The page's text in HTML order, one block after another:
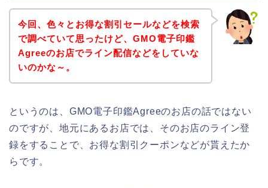
今回、色々とお得な割引セールなどを検索
で調べていて思ったけど、GMO電子印鑑
Agreeのお店でライン配信などをしていな
いのかな～。
というのは、GMO電子印鑑Agreeのお店の話ではない
のですが、地元にあるお店では、そのお店のライン登
録をすることで、お得な割引クーポンなどが貰えたか
らです。